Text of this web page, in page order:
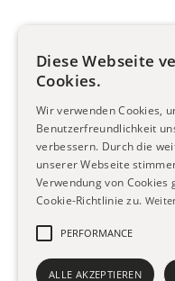
weitere links
Kontakt
Preise
Impressum
Datenschutz
AGB
Diese Webseite
Cookies.
Wir verwenden Cookies,
Benutzerfreundlichkeit
verbessern. Durch die
unserer Webseite
Verwendung von Cookies
Cookie-Richtlinie zu.
PERFORMANCE
ALLE AKZEPTIEREN